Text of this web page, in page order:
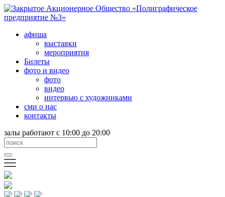
афиша
выставки
мероприятия
Билеты
фото и видео
фото
видео
интервью с художниками
сми о нас
контакты
залы работают с 10:00 до 20:00